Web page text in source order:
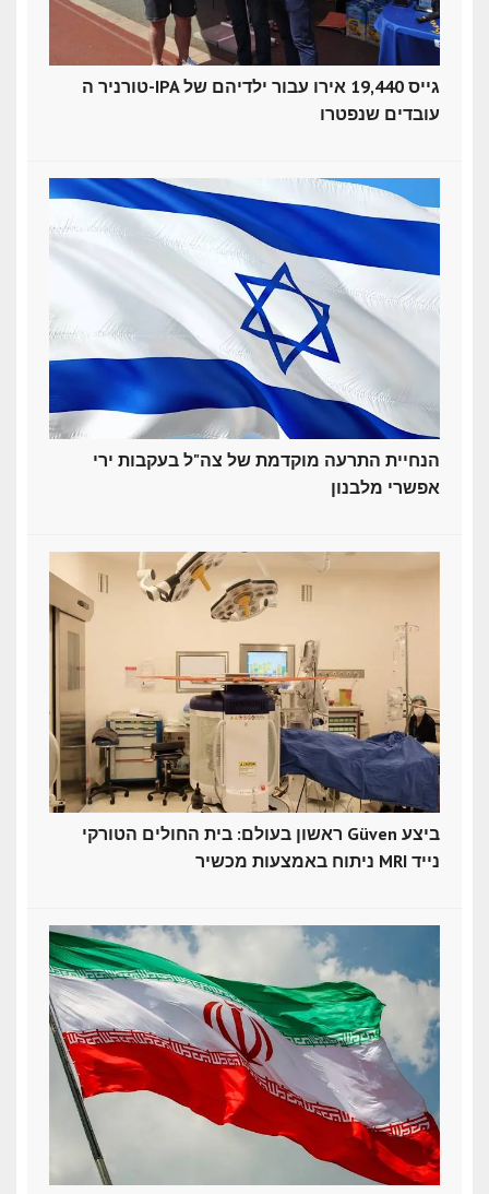
טורניר ה-IPA גייס 19,440 אירו עבור ילדיהם של
עובדים שנפטרו
הנחיית התרעה מוקדמת של צה"ל בעקבות ירי
אפשרי מלבנון
ראשון בעולם: בית החולים הטורקי Güven ביצע
ניתוח באמצעות מכשיר MRI נייד